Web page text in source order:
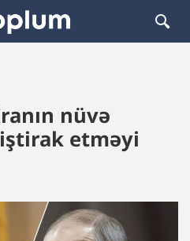
nüvə
iştirak etməyi